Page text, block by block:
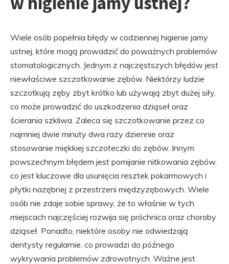
Wiele osób popełnia błędy w codziennej higienie jamy
ustnej, które mogą prowadzić do poważnych problemów
stomatologicznych. Jednym z najczęstszych błędów jest
niewłaściwe szczotkowanie zębów. Niektórzy ludzie
szczotkują zęby zbyt krótko lub używają zbyt dużej siły,
co może prowadzić do uszkodzenia dziąseł oraz
ścierania szkliwa. Zaleca się szczotkowanie przez co
najmniej dwie minuty dwa razy dziennie oraz
stosowanie miękkiej szczoteczki do zębów. Innym
powszechnym błędem jest pomijanie nitkowania zębów,
co jest kluczowe dla usunięcia resztek pokarmowych i
płytki nazębnej z przestrzeni międzyzębowych. Wiele
osób nie zdaje sobie sprawy, że to właśnie w tych
miejscach najczęściej rozwija się próchnica oraz choroby
dziąseł. Ponadto, niektóre osoby nie odwiedzają
dentysty regularnie, co prowadzi do późnego
wykrywania problemów zdrowotnych. Ważne jest